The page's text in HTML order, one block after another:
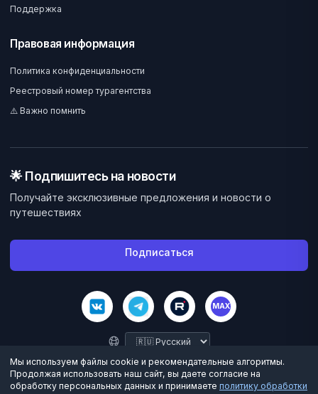
Поддержка
Правовая информация
Политика конфиденциальности
Реестровый номер турагентства
⚠️ Важно помнить
🌟 Подпишитесь на новости
Получайте эксклюзивные предложения и новости о
путешествиях
Подписаться
MAX
©2026Велес Вояж. Все права защищены.
Мы используем файлы cookie и рекомендательные алгоритмы.
Продолжая использовать наш сайт, вы даете согласие на
обработку персональных данных и принимаете политику обработки